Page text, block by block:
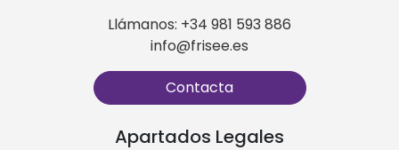
Llámanos: +34 981 593 886
info@frisee.es
Contacta
Apartados Legales